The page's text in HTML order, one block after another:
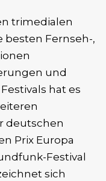
trimedialen
besten Fernseh-,
und
hat es
deutschen
Prix Europa
Festival
sich